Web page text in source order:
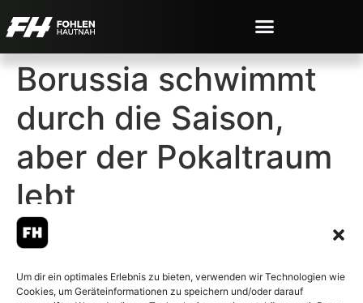
Um dir ein optimales Erlebnis zu bieten, verwenden wir Technologien wie
Cookies, um Geräteinformationen zu speichern und/oder darauf
Borussia schwimmt
durch die Saison,
aber der Pokaltraum
lebt